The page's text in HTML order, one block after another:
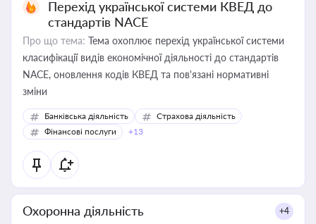
Перехід української системи КВЕД до
стандартів NACE
Про що тема: Тема охоплює перехід української системи
класифікації видів економічної діяльності до стандартів
NACE, оновлення кодів КВЕД та пов'язані нормативні
зміни
Банківська діяльність
Страхова діяльність
Фінансові послуги
+13
Охоронна діяльність +4